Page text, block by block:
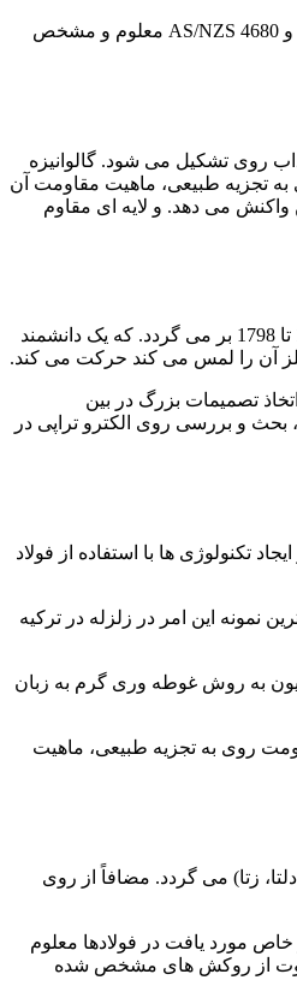
استانداردهای گالوانیزاسیون محصولات آهنی و فولادی شامل ضخامت/وزن پوشش. چسبندگی و ظاهر قطعات در استانداردهای ISO 1461، ASTM A123 ، CAN/CSA G164 و AS/NZS 4680 معلوم و مشخص
روی تشکیل می شود. گالوانیزه
روی به تجزیه طبیعی، ماهیت مقاومت آن
و سپس با کربن واکنش می دهد. و لایه ای مقاوم
گالوانیزاسیون قطعات و سازه های فلزی به منظور جلوگیری از خوردگی و مقاومت بیشتر. در مقابل تأثیرات آب و هوایی انجام می شود. پیشینه این دانش به سال های 1737 تا 1798 بر می گردد. که یک دانشمند
در سال 1791 منتشر کرد پژوهش های او. راه را برای اتخاذ تصمیمات بزرگ در بین
بحث و بررسی روی الکترو تراپی در
تکنولوژی ها با استفاده از فولاد
نمونه این امر در زلزله در ترکیه
به روش غوطه وری گرم به زبان
مقاومت روی به تجزیه طبیعی، ماهیت
زتا) می گردد. مضافاً از روی
مورد یافت در فولادها معلوم
باعث تولید روکش هایی می گردد. که متفاوت از روکش های مشخص شده